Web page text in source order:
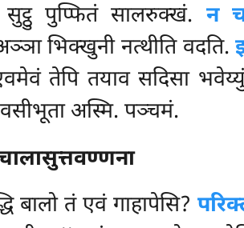
सुट्ठु पुप्फितं सालरुक्खं. न
भिक्खुनी नत्थीति वदति.
तेपि तयाव सदिसा
अस्मि. पञ्चमं.
बालो तं एवं गाहापेसि?